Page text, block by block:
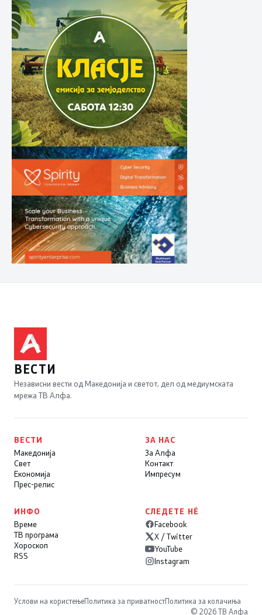
ВЕСТИ
Независни вести од Македонија и светот, дел од медиумската
мрежа ТВ Алфа.
ВЕСТИ
Македонија
Свет
Економија
Прес-релис
ЗА НАС
За Алфа
Контакт
Импресум
ИНФО
Време
ТВ програма
Хороскоп
RSS
СЛЕДЕТЕ НÉ
Facebook
X / Twitter
YouTube
Instagram
Услови на користењеПолитика за приватностПолитика за колачиња
© 2026 ТВ Алфа